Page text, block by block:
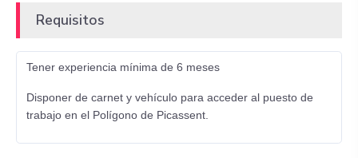
Requisitos
Tener experiencia mínima de 6 meses
Disponer de carnet y vehículo para acceder al puesto de
trabajo en el Polígono de Picassent.